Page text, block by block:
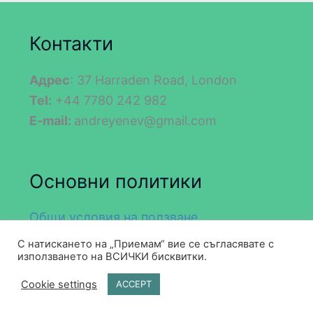
Контакти
Адрес: 37 Harraden Road, London
Tel: +44 7780 242 982
E-mail: andreyenev@gmail.com
Основни политики
Общи условия на ползване
Политика за поверителност
Политика на "Бисквитки
С натискането на „Приемам“ вие се съгласявате с
използването на ВСИЧКИ бисквитки.
Cookie settings ACCEPT